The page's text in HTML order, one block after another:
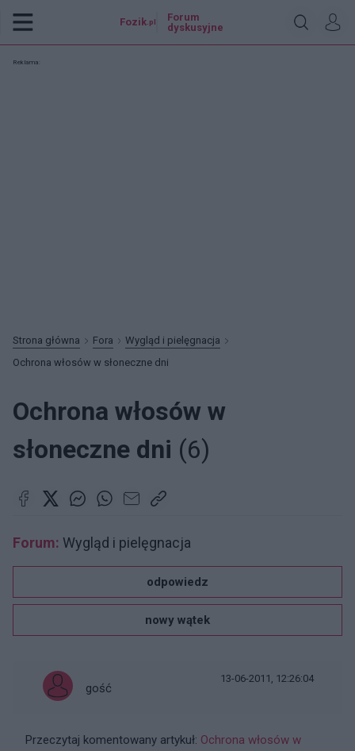
Fozik.pl
Forum
dyskusyjne
Reklama:
Strona główna Fora
Wygląd i pielęgnacja
Ochrona włosów w słoneczne dni
Ochrona włosów w
słoneczne dni (6)
Forum: Wygląd i pielęgnacja
odpowiedz
nowy wątek
gość
13-06-2011, 12:26:04
Przeczytaj komentowany artykuł: Ochrona włosów w